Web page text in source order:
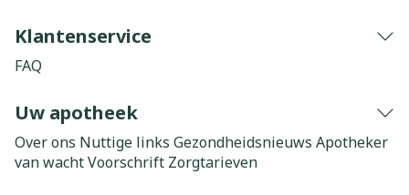
Klantenservice
FAQ
Uw apotheek
Over ons Nuttige links Gezondheidsnieuws Apotheker
van wachtVoorschrift Zorgtarieven